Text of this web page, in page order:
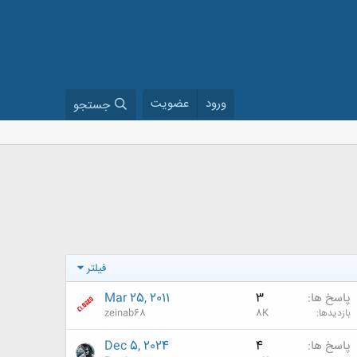
ورود عضویت جستجو
فیلتر
پاسخ ها 3
بازدیدها 8K
Mar 25, 2011
zeinab68
پاسخ ها 4
Dec 5, 2024